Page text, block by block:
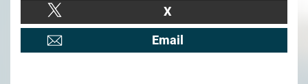
X
Email